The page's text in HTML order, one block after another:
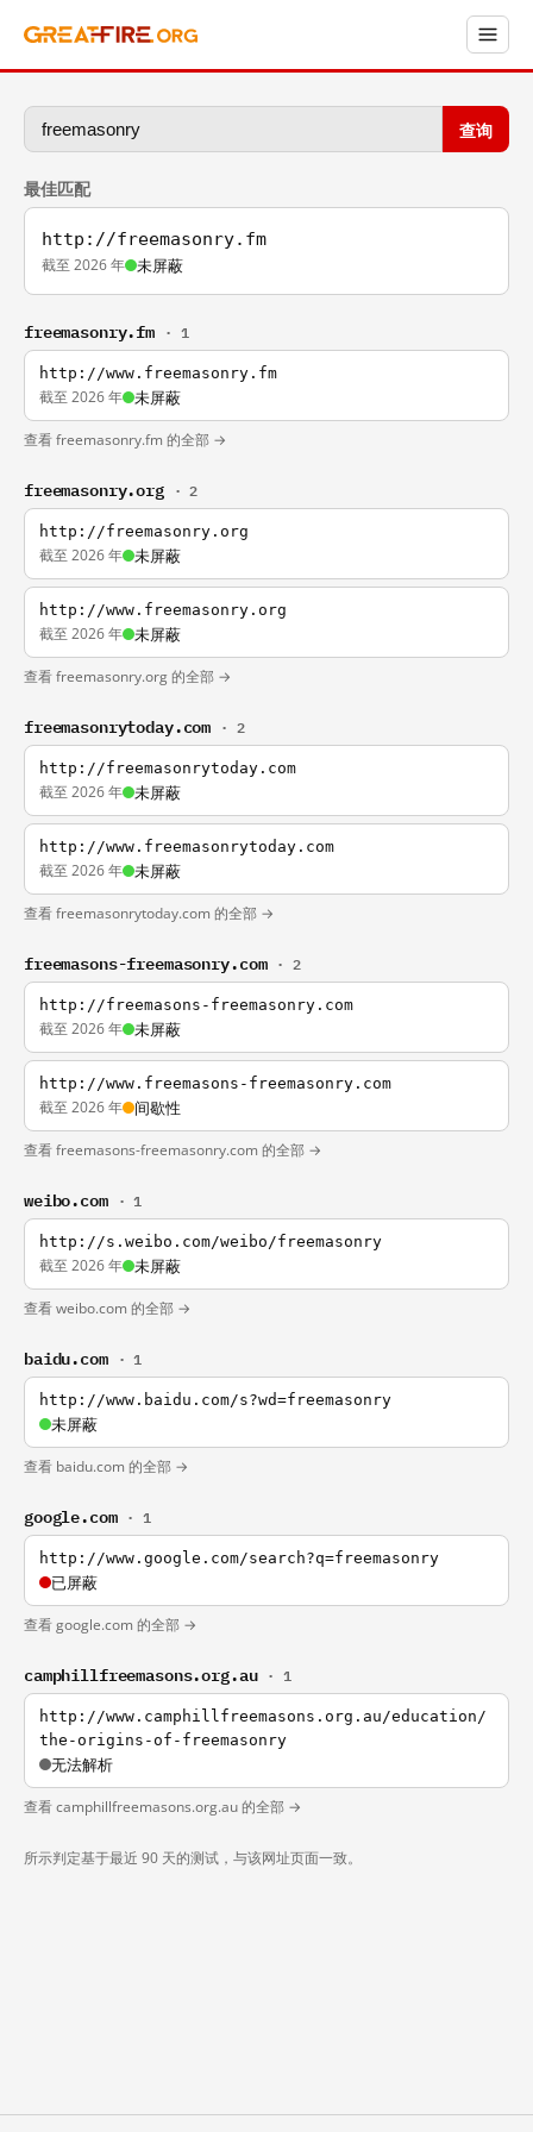
查询
最佳匹配
http://freemasonry.fm
截至 2026 年 未屏蔽
freemasonry.fm · 1
http://www.freemasonry.fm
截至 2026 年 未屏蔽
查看 freemasonry.fm 的全部 →
freemasonry.org · 2
http://freemasonry.org
截至 2026 年 未屏蔽
http://www.freemasonry.org
截至 2026 年 未屏蔽
查看 freemasonry.org 的全部 →
freemasonrytoday.com · 2
http://freemasonrytoday.com
截至 2026 年 未屏蔽
http://www.freemasonrytoday.com
截至 2026 年 未屏蔽
查看 freemasonrytoday.com 的全部 →
freemasons-freemasonry.com · 2
http://freemasons-freemasonry.com
截至 2026 年 未屏蔽
http://www.freemasons-freemasonry.com
截至 2026 年 间歇性
查看 freemasons-freemasonry.com 的全部 →
weibo.com · 1
http://s.weibo.com/weibo/freemasonry
截至 2026 年 未屏蔽
查看 weibo.com 的全部 →
baidu.com · 1
http://www.baidu.com/s?wd=freemasonry
未屏蔽
查看 baidu.com 的全部 →
google.com · 1
http://www.google.com/search?q=freemasonry
已屏蔽
查看 google.com 的全部 →
camphillfreemasons.org.au · 1
http://www.camphillfreemasons.org.au/education/
the-origins-of-freemasonry
无法解析
查看 camphillfreemasons.org.au 的全部 →
所示判定基于最近 90 天的测试，与该网址页面一致。